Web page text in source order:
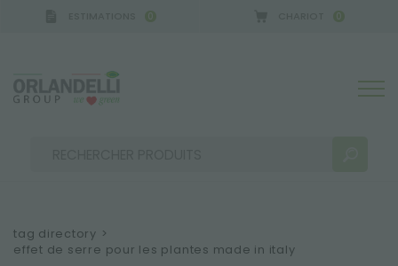
0 0
tag directory >
effet de serre pour les plantes made in italy